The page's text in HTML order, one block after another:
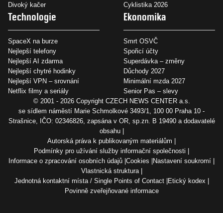
Divoký kačer
Cyklistika 2026
Technologie
SpaceX na burze
Nejlepší telefony
Nejlepší AI zdarma
Nejlepší chytré hodinky
Nejlepší VPN – srovnání
Netflix filmy a seriály
Ekonomika
Smrt OSVČ
Spořicí účty
Superdávka – změny
Důchody 2027
Minimální mzda 2027
Senior Pas – slevy
© 2001 - 2026 Copyright CZECH NEWS CENTER a.s.
se sídlem náměstí Marie Schmolkové 3493/1, 100 00 Praha 10 -
Strašnice, IČO: 02346826, zapsána v OR, sp.zn. B 19490 a dodavatelé
obsahu
Autorská práva k publikovaným materiálům
Podmínky pro užívání služby informační společnosti
Informace o zpracování osobních údajů Cookies Nastavení soukromí
Vlastnická struktura
Jednotná kontaktní místa / Single Points of Contact Etický kodex
Povinně zveřejňované informace